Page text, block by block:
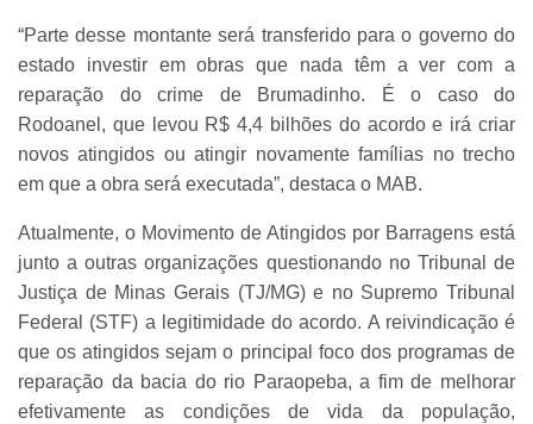
“Parte desse montante será transferido para o governo do
estado investir em obras que nada têm a ver com a
reparação do crime de Brumadinho. É o caso do
Rodoanel, que levou R$ 4,4 bilhões do acordo e irá criar
novos atingidos ou atingir novamente famílias no trecho
em que a obra será executada”, destaca o MAB.
Atualmente, o Movimento de Atingidos por Barragens está
junto a outras organizações questionando no Tribunal de
Justiça de Minas Gerais (TJ/MG) e no Supremo Tribunal
Federal (STF) a legitimidade do acordo. A reivindicação é
que os atingidos sejam o principal foco dos programas de
reparação da bacia do rio Paraopeba, a fim de melhorar
efetivamente as condições de vida da população,